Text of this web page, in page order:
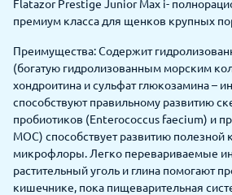
Flatazor Prestige Junior Max i-
премиум класса для щенков крупных
Преимущества: Содержит
(богатую гидролизованным морским
хондроитина и сульфат глюкозамина –
способствуют правильному развитию
пробиотиков (Enterococcus faecium) и
МОС) способствует развитию полезной
микрофлоры. Легко перевариваемые
растительный уголь и глина помогают
кишечнике, пока пищеварительная